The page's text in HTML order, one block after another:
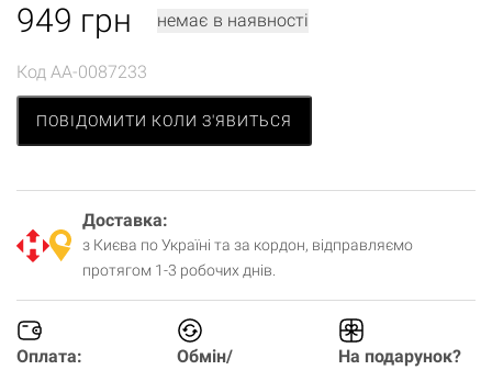
949 грн немає в наявності
Код AA-0087233
ПОВІДОМИТИ КОЛИ З'ЯВИТЬСЯ
Доставка:
з Києва по Україні та за кордон, відправляємо
протягом 1-3 робочих днів.
Оплата:
Обмін/
На подарунок?